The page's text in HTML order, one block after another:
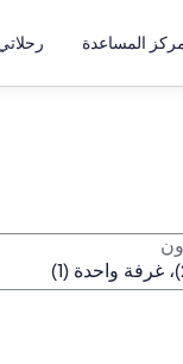
المساعدة